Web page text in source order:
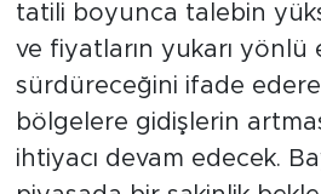
tatili boyunca talebin
ve fiyatların yukarı yönlü
sürdüreceğini ifade
bölgelere gidişlerin
ihtiyacı devam edecek.